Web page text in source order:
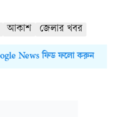
আকাশ জেলার খবর
News ফিড ফলো করুন